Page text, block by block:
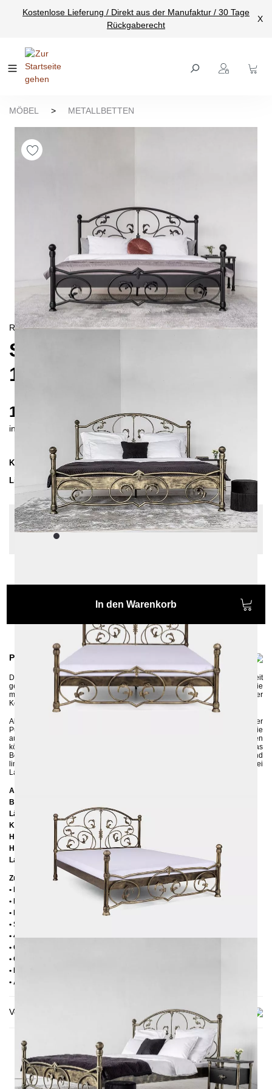
springen
Kostenlose Lieferung / Direkt aus der Manufaktur / 30 Tage
Rückgaberecht
X
MÖBEL > METALLBETTEN
RETRO/LANDHAUS
SALOMON METALLBETT
140X200 CM
1925 €
inkl. MwSt. inkl. Versandkosten (DE)
Kollektion
SALOMON
Lieferzeit
4-5 Wochen| vsl. 3. Sep - 10. Sep
Konfiguration bearbeiten
Farben:
Schwarz
In den Warenkorb
Produktinformationen
Das MetallbettSALOMON
wird in liebevoller, aufwändiger Handarbeit
gefertigt und überzeugt mit seiner hohen Qualität. Die floralen Motive und die
mächtigen Pfosten machen das Bett einzigartig. Hier schlaffen Sie wie der
König.
Alle El
des Bettes werden zuerst umweltschonend per
Pulverbeschichtung in der Farbe Schwarz lackiert.
Die goldene Patina, die
auf die schwarze Struktur-Farbe per Hand aufgetragen wird und den
königlichen Charakter noch erhöht, wird mit matten Klarlack geschützt. Das
Bett
besitzt in der Mitte eine Längstraverse mit einem Stützfuß und rechts und
links seitliche Auflageleisten, so können sowohl ein als auch zwei
Lattenroste in den Rahmen reingelegt werden.
Abmessungen
Breite:
Länge:
216 cm
Kopfteilhöhe: 130 cm
Höhe bis zur Rahmenunterkante:25 cm
Höhe bis zur Rahmenoberkante:39 cm
Lattenrostabsenkung:
14 cm
Zusätzliche Informationen
• Handmade
• Pulverbesichtet
• Fußstopfen aus Kunststoff
• Seitenablagen für Lattenrost 2,8 cm
• 4 cm breite Mitteltraverse
• Ohne Lattenrost
• Ohne Matratze
• Lieferzustand: Zerlegt (in 3 Kartons)
• Andere RAL-Farben auf Anfrage möglich
Versand & Lieferung